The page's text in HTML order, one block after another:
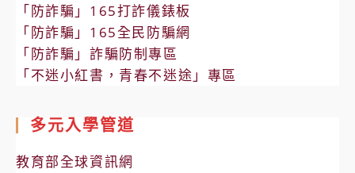
「防詐騙」165打詐儀錶板
「防詐騙」165全民防騙網
「防詐騙」詐騙防制專區
「不迷小紅書，青春不迷途」專區
多元入學管道
教育部全球資訊網